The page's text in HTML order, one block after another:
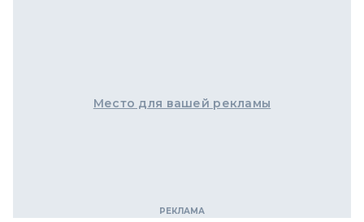
Место для вашей рекламы